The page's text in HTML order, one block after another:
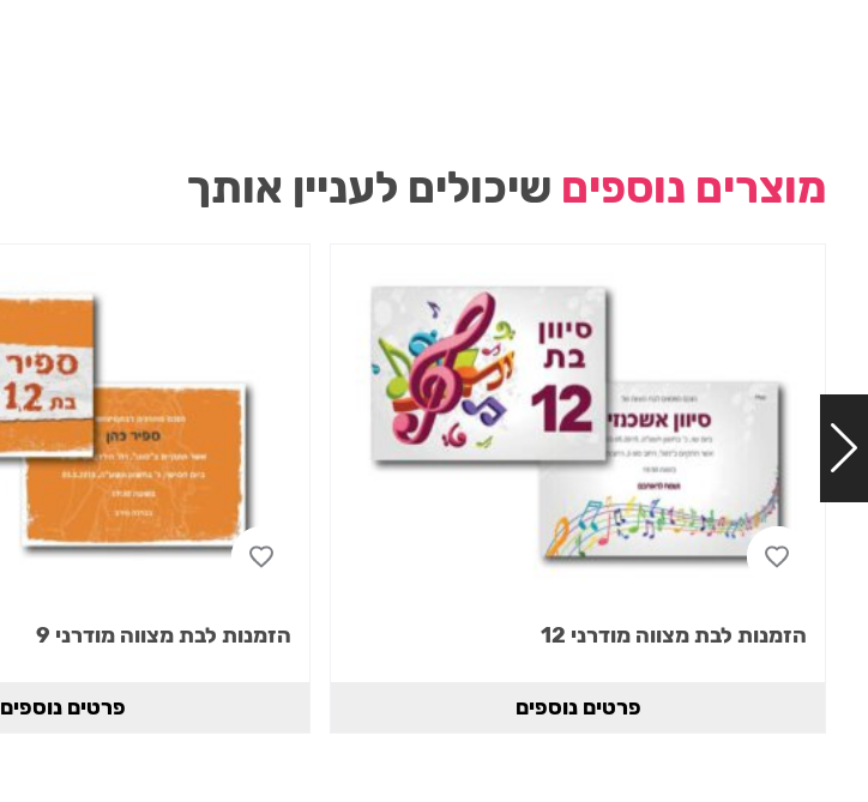
מוצרים נוספים שיכולים לעניין אותך
הזמנות לבת מצווה מודרני 12
פרטים נוספים
הזמנות לבת מצווה מודרני 9
פרטים נוספים